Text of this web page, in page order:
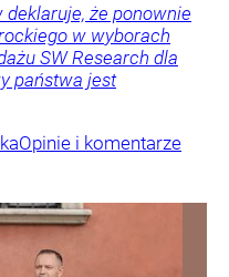
deklaruje, że ponownie
w wyborach
SW Research dla
państwa jest
Opinie i komentarze